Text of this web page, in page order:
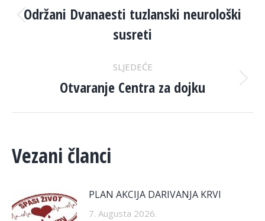
NAVIGATION
Previous
post:
Održani Dvanaesti tuzlanski neurološki
susreti
SLJEDEĆE
Next
Otvaranje Centra za dojku
Vezani članci
PLAN AKCIJA DARIVANJA KRVI
7. Augusta 2026.